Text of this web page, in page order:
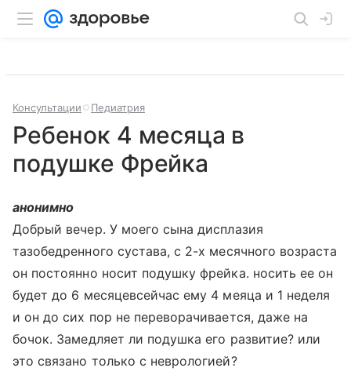
Консультации Педиатрия
Ребенок 4 месяца в
подушке Фрейка
анонимно
Добрый вечер. У моего сына дисплазия
тазобедренного сустава, с 2-х месячного возраста
он постоянно носит подушку фрейка. носить ее он
будет до 6 месяцевсейчас ему 4 меяца и 1 неделя
и он до сих пор не переворачивается, даже на
бочок. Замедляет ли подушка его развитие? или
это связано только с неврологией?